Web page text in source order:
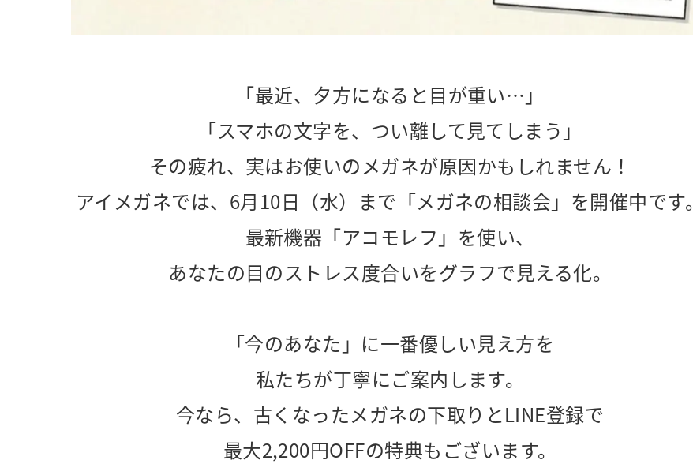
「最近、夕方になると目が重い…」
「スマホの文字を、つい離して見てしまう」
その疲れ、実はお使いのメガネが原因かもしれません！
アイメガネでは、6月10日（水）まで「メガネの相談会」を開催中です。
最新機器「アコモレフ」を使い、
あなたの目のストレス度合いをグラフで見える化。
「今のあなた」に一番優しい見え方を
私たちが丁寧にご案内します。
今なら、古くなったメガネの下取りとLINE登録で
最大2,200円OFFの特典もございます。